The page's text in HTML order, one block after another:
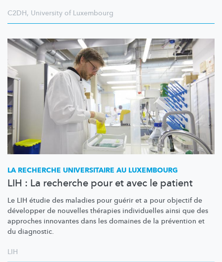
C2DH, University of Luxembourg
LA RECHERCHE UNIVERSITAIRE AU LUXEMBOURG
LIH : La recherche pour et avec le patient
Le LIH étudie des maladies pour guérir et a pour objectif de
développer de nouvelles thérapies individuelles ainsi que des
approches innovantes dans les domaines de la prévention et
du diagnostic.
LIH